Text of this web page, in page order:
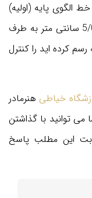
0 سانتی متر از خط الگوی پایه (اولیه)
به طرف بالا و خط دم پای شلوار پشت را 5/0 سانتی متر به طرف
کرده اید را کنترل
خیاطی هنرمادر
می توانید با گذاشتن
این مطلب پاسخ